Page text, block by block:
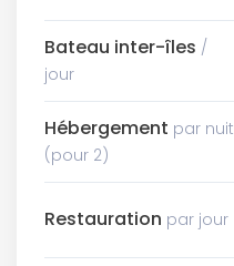
Bateau inter-îles /
jour
Hébergement par nuit
(pour 2)
Restauration par jour